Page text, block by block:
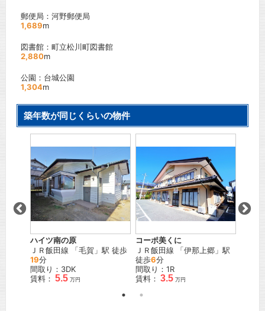
郵便局：河野郵便局
1,689m
図書館：町立松川町図書館
2,880m
公園：台城公園
1,304m
築年数が同じくらいの物件
ハイツ南の原
ＪＲ飯田線 「毛賀 」駅 徒歩
19分
間取り：3DK
賃料： 5.5 万円
コーポ美くに
ＪＲ飯田線 「伊那上郷 」駅
徒歩6分
間取り：1R
賃料： 3.5 万円